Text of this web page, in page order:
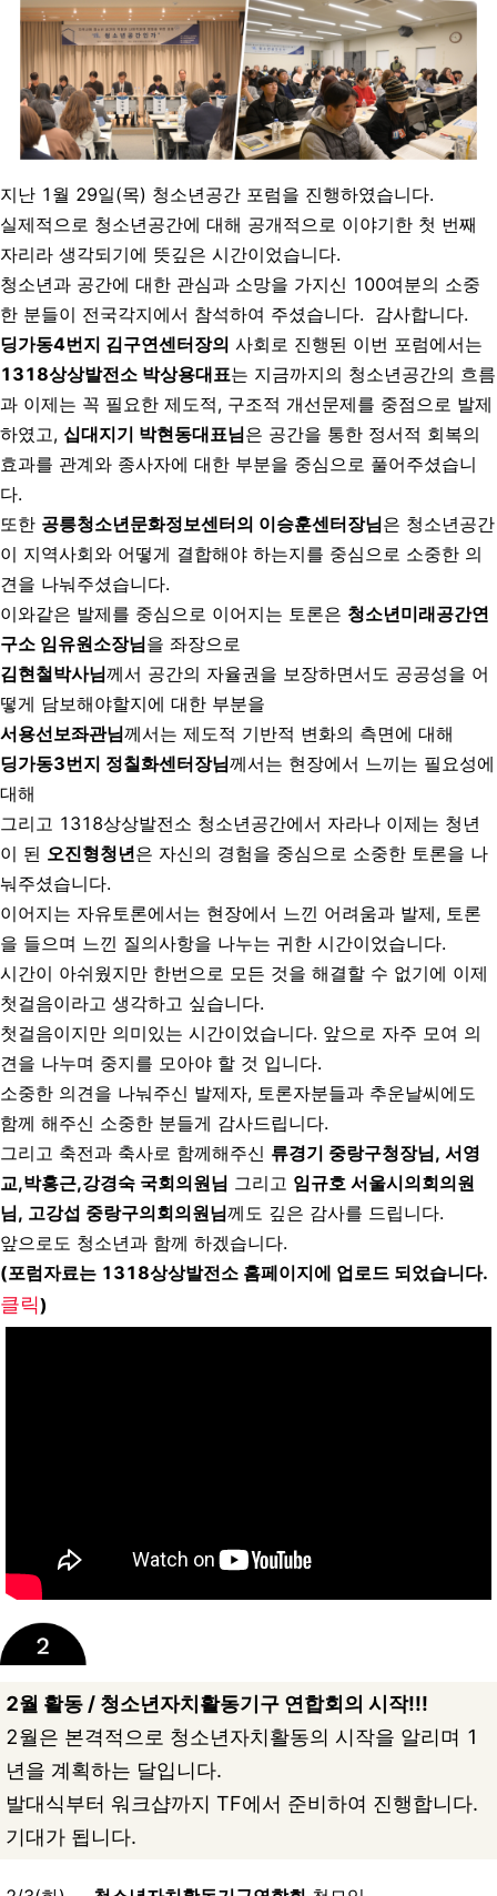
지난 1월 29일(목) 청소년공간 포럼을 진행하였습니다.
실제적으로 청소년공간에 대해 공개적으로 이야기한 첫 번째
자리라 생각되기에 뜻깊은 시간이었습니다.
청소년과 공간에 대한 관심과 소망을 가지신 100여분의 소중
한 분들이 전국각지에서 참석하여 주셨습니다. 감사합니다.
딩가동4번지 김구연센터장의 사회로 진행된 이번 포럼에서는
1318상상발전소 박상용대표는 지금까지의 청소년공간의 흐름
과 이제는 꼭 필요한 제도적, 구조적 개선문제를 중점으로 발제
하였고, 십대지기 박현동대표님은 공간을 통한 정서적 회복의
효과를 관계와 종사자에 대한 부분을 중심으로 풀어주셨습니
다.
또한 공릉청소년문화정보센터의 이승훈센터장님은 청소년공간
이 지역사회와 어떻게 결합해야 하는지를 중심으로 소중한 의
견을 나눠주셨습니다.
이와같은 발제를 중심으로 이어지는 토론은 청소년미래공간연
구소 임유원소장님을 좌장으로
김현철박사님께서 공간의 자율권을 보장하면서도 공공성을 어
떻게 담보해야할지에 대한 부분을
서용선보좌관님께서는 제도적 기반적 변화의 측면에 대해
딩가동3번지 정칠화센터장님께서는 현장에서 느끼는 필요성에
대해
그리고 1318상상발전소 청소년공간에서 자라나 이제는 청년
이 된 오진형청년은 자신의 경험을 중심으로 소중한 토론을 나
눠주셨습니다.
이어지는 자유토론에서는 현장에서 느낀 어려움과 발제, 토론
을 들으며 느낀 질의사항을 나누는 귀한 시간이었습니다.
시간이 아쉬웠지만 한번으로 모든 것을 해결할 수 없기에 이제
첫걸음이라고 생각하고 싶습니다.
첫걸음이지만 의미있는 시간이었습니다. 앞으로 자주 모여 의
견을 나누며 중지를 모아야 할 것 입니다.
소중한 의견을 나눠주신 발제자, 토론자분들과 추운날씨에도
함께 해주신 소중한 분들게 감사드립니다.
그리고 축전과 축사로 함께해주신 류경기 중랑구청장님, 서영
교,박홍근,강경숙 국회의원님 그리고 임규호 서울시의회의원
님, 고강섭 중랑구의회의원님께도 깊은 감사를 드립니다.
앞으로도 청소년과 함께 하겠습니다.
(포럼자료는 1318상상발전소 홈페이지에 업로드 되었습니다.
클릭)
2월 활동 / 청소년자치활동기구 연합회의 시작!!!
2월은 본격적으로 청소년자치활동의 시작을 알리며 1
년을 계획하는 달입니다.
발대식부터 워크샵까지 TF에서 준비하여 진행합니다.
기대가 됩니다.